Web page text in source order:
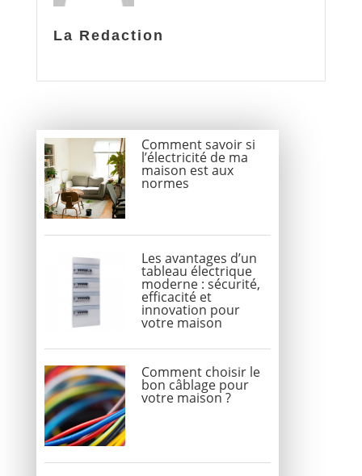
La Redaction
Comment savoir si
l’électricité de ma
maison est aux
normes
Les avantages d’un
tableau électrique
moderne : sécurité,
efficacité et
innovation pour
votre maison
Comment choisir le
bon câblage pour
votre maison ?